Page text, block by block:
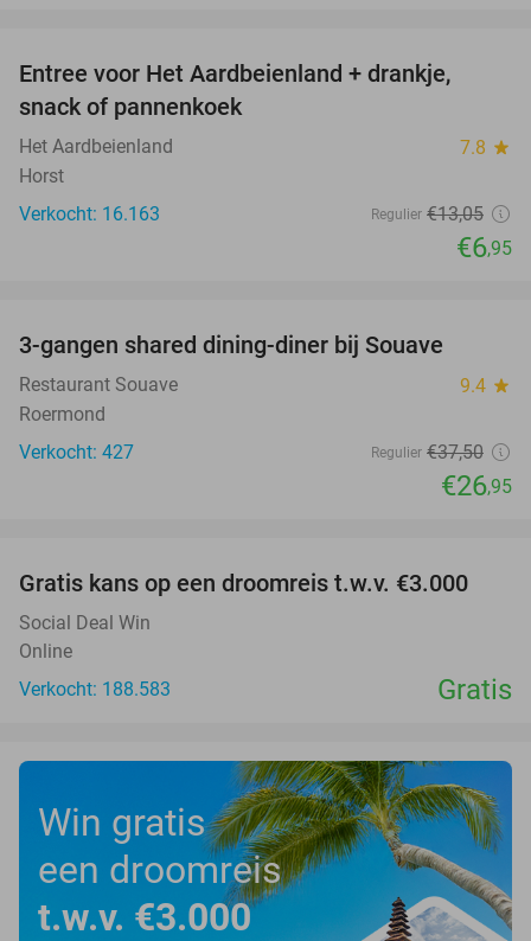
Entree voor Het Aardbeienland + drankje,
snack of pannenkoek
Het Aardbeienland 7.8 star
Horst
Verkocht: 16.163
Regulier €13,05
€6,95
3-gangen shared dining-diner bij Souave
Restaurant Souave 9.4 star
Roermond
Verkocht: 427
Regulier €37,50
€26,95
Gratis kans op een droomreis t.w.v. €3.000
Social Deal Win
Online
Verkocht: 188.583
Gratis
Win gratis
een droomreis
t.w.v. €3.000